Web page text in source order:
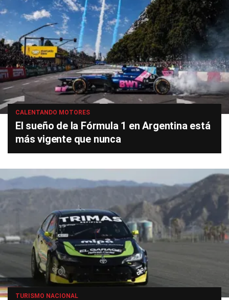
CALENTANDO MOTORES
El sueño de la Fórmula 1 en Argentina está
más vigente que nunca
TURISMO NACIONAL